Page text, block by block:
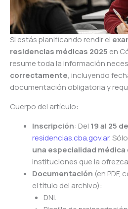
Si estás planificando rendir el
residencias médicas 2025 en
resume toda la información
correctamente, incluyendo
documentación obligatoria y
Cuerpo del artículo:
Inscripción: Del 19 al 25
residencias.cba.gov.ar.
una especialidad médica
instituciones que la
Documentación (en PDF,
el título del archivo):
DNI.